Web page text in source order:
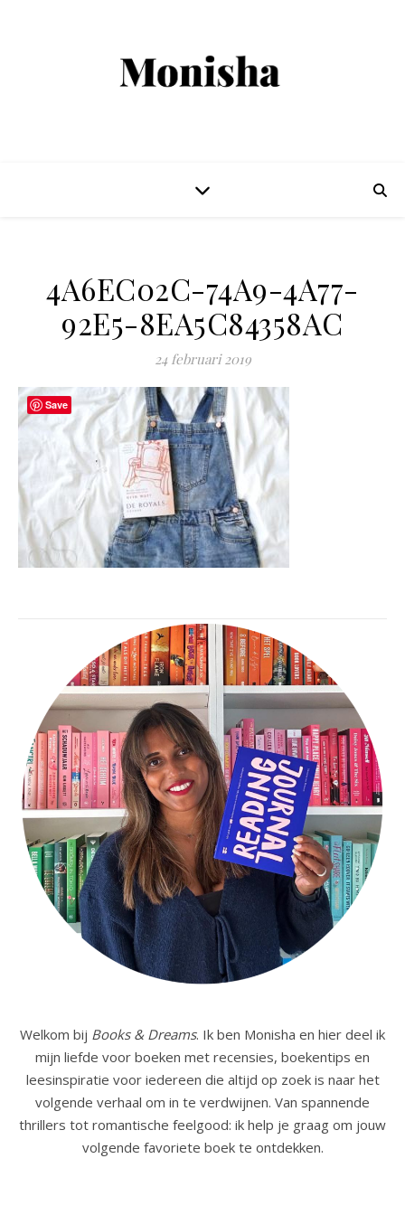
4A6EC02C-74A9-4A77-
92E5-8EA5C84358AC
24 februari 2019
Welkom bij Books & Dreams. Ik ben Monisha en hier deel ik
mijn liefde voor boeken met recensies, boekentips en
leesinspiratie voor iedereen die altijd op zoek is naar het
volgende verhaal om in te verdwijnen. Van spannende
thrillers tot romantische feelgood: ik help je graag om jouw
volgende favoriete boek te ontdekken.
Save